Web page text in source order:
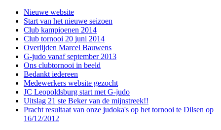
Nieuwe website
Start van het nieuwe seizoen
Club kampioenen 2014
Club tornooi 20 juni 2014
Overlijden Marcel Bauwens
G-judo vanaf september 2013
Ons clubtornooi in beeld
Bedankt iedereen
Medewerkers website gezocht
JC Leopoldsburg start met G-judo
Uitslag 21 ste Beker van de mijnstreek!!
Pracht resultaat van onze judoka's op het tornooi te Dilsen op
16/12/2012